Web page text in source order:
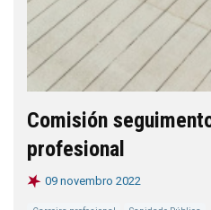
Comisión
profesional
09 novembro 2022